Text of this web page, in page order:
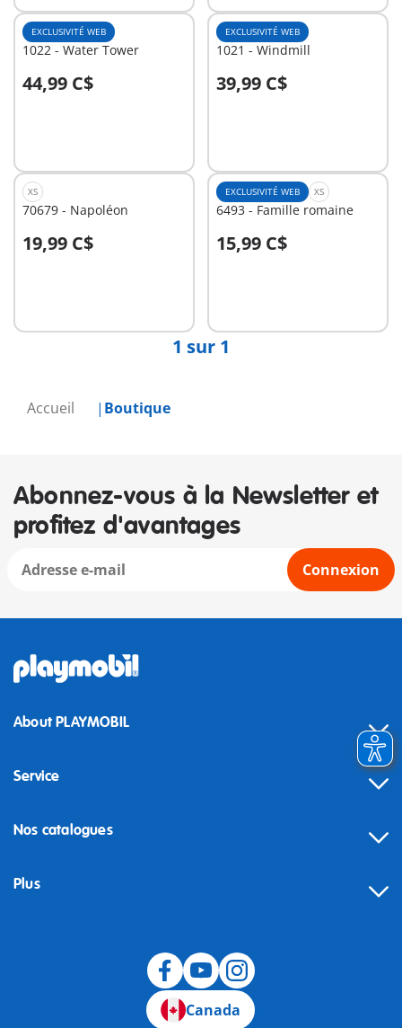
Accueil Boutique
EXCLUSIVITÉ WEB
1022 - Water Tower
44,99 C$
Au panier
EXCLUSIVITÉ WEB
1021 - Windmill
39,99 C$
Au panier
XS
70679 - Napoléon
19,99 C$
Au panier
EXCLUSIVITÉ WEB XS
6493 - Famille romaine
15,99 C$
Au panier
1 sur 1
Abonnez-vous à la Newsletter et
profitez d'avantages
Connexion
About PLAYMOBIL
Service
Nos catalogues
Plus
Canada